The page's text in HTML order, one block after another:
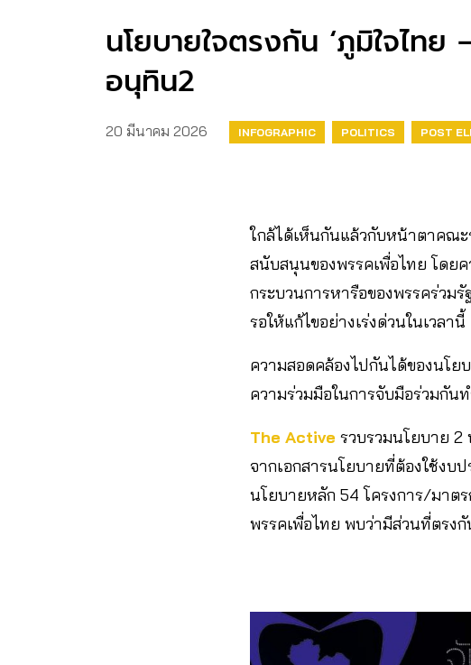
นโยบายใจตรงกัน ‘ภูมิใจไท
อนุทิน2
20 มีนาคม 2026 INFOGRAPHIC POLITICS
POST
ใกล้ได้เห็นกันแล้วกับหน้าตาคณะ
สนับสนุนของพรรคเพื่อไทย โดย
กระบวนการหารือของพรรคร่ว
รอให้แก้ไขอย่างเร่งด่วนในเวลานี้
ความสอดคล้องไปกันได้ของนโย
ความร่วมมือในการจับมือร่วมกัน
The Active รวบรวมนโยบาย 2
จากเอกสารนโยบายที่ต้องใช้งบ
นโยบายหลัก 54 โครงการ/มาต
พรรคเพื่อไทย พบว่ามีส่วนที่ตรง